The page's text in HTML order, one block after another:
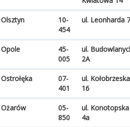
Olsztyn
10-
454
ul. Leonharda 7
Opole
45-
005
ul.
2A
Ostrołęka
07-
401
ul. Kołobrzeska
16
Ożarów
05-
850
ul. Konotopska
4a